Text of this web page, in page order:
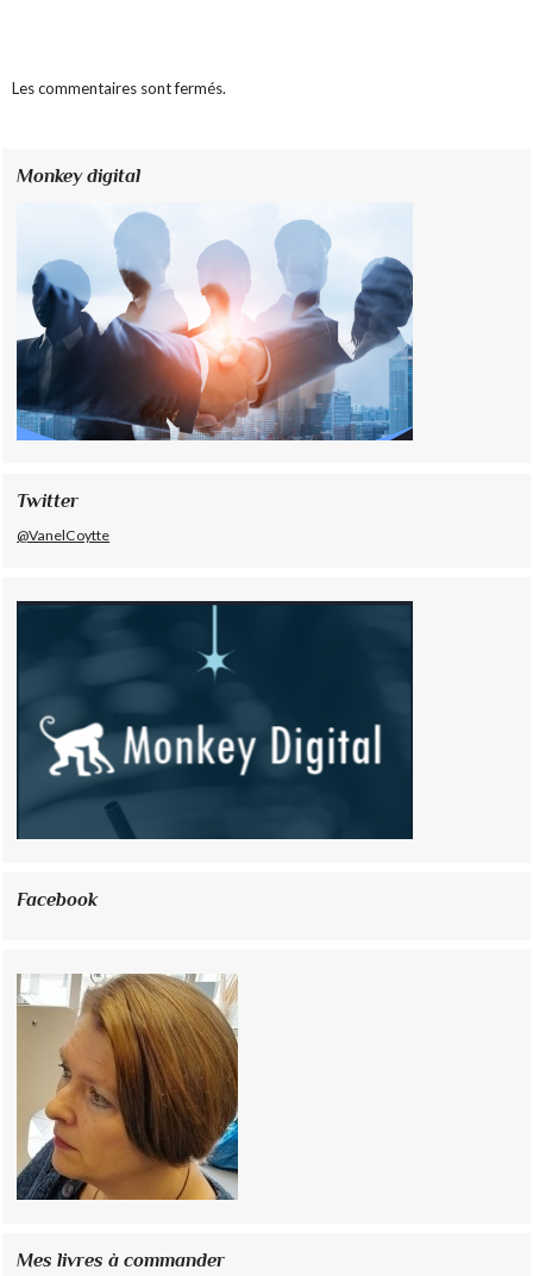
Les commentaires sont fermés.
Monkey digital
Twitter
@VanelCoytte
Facebook
Mes livres à commander